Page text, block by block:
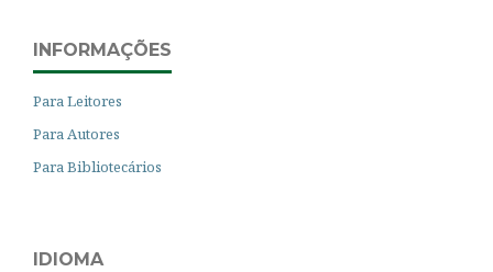
INFORMAÇÕES
Para Leitores
Para Autores
Para Bibliotecários
IDIOMA